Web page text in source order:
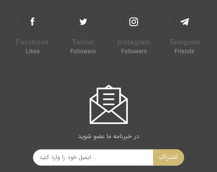
Facebook
Likes
Twitter
Followers
Instagram
Followers
Telegram
Friends
در خبرنامه ما عضو شوید
اشتراک